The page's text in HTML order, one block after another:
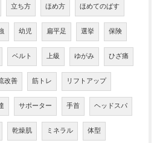
立ち方 ほめ方 ほめてのばす
幼児 扁平足 選挙 保険
ベルト 上級 ゆがみ ひざ痛
改善 筋トレ リフトアップ
サポーター 手首 ヘッドスパ
乾燥肌 ミネラル 体型